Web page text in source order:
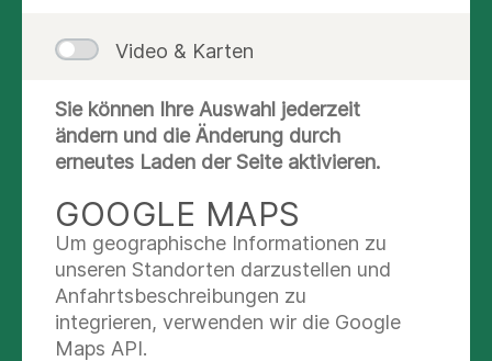
Ausstattung / Verfahren bieten Sie hier an? Wie
Behandlungsentscheidung ein?
Hier Text einpflegen...
GANZ AUF SIE
ABGESTIMMT: UNSER
BEHANDLUNGSANGEBOT
Hinweis: Welche Behandlungsverfahren bieten
Video & Karten
Sie können Ihre Auswahl jederzeit
ändern und die Änderung durch
erneutes Laden der Seite aktivieren.
GOOGLE MAPS
Um geographische Informationen zu
unseren Standorten darzustellen und
Anfahrtsbeschreibungen zu
integrieren, verwenden wir die Google
Maps API.